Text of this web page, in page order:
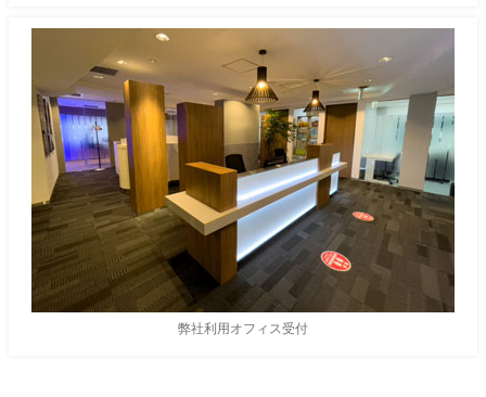
弊社利用オフィス受付